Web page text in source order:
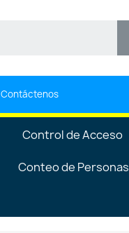
Contáctenos
Control de Acceso
Conteo de Personas